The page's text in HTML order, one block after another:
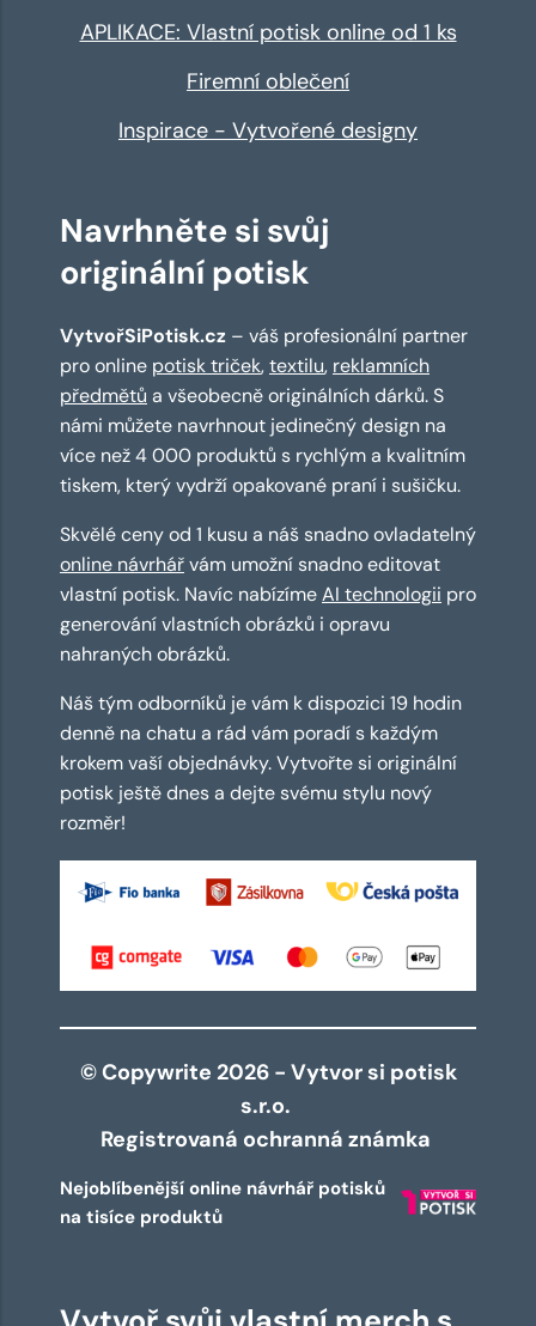
APLIKACE: Vlastní potisk online od 1 ks
Firemní oblečení
Inspirace - Vytvořené designy
Navrhněte si svůj
originální potisk
VytvořSiPotisk.cz – váš profesionální partner
pro online potisk triček,textilu, reklamních
předmětů a všeobecně originálních dárků. S
námi můžete navrhnout jedinečný design na
více než 4 000 produktů s rychlým a kvalitním
tiskem, který vydrží opakované praní i sušičku.
Skvělé ceny od 1 kusu a náš snadno ovladatelný
online návrhářvám umožní snadno editovat
vlastní potisk. Navíc nabízímeAI technologii pro
generování vlastních obrázků i opravu
nahraných obrázků.
Náš tým odborníků je vám k dispozici 19 hodin
denně na chatu a rád vám poradí s každým
krokem vaší objednávky. Vytvořte si originální
potisk ještě dnes a dejte svému stylu nový
rozměr!
© Copywrite 2026 - Vytvor si potisk
s.r.o.
Registrovaná ochranná známka
Nejoblíbenější online návrhář potisků
na tisíce produktů